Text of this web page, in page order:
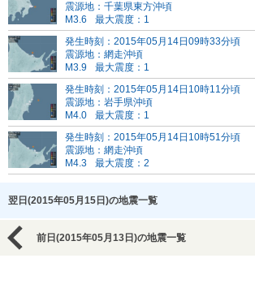
震源地：千葉県東方沖頃
M3.6
最大震度：1
発生時刻：2015年05月14日09時33分頃
震源地：網走沖頃
M3.9
最大震度：1
発生時刻：2015年05月14日10時11分頃
震源地：岩手県沖頃
M4.0
最大震度：1
発生時刻：2015年05月14日10時51分頃
震源地：網走沖頃
M4.3
最大震度：2
翌日(2015年05月15日)の地震一覧
前日(2015年05月13日)の地震一覧